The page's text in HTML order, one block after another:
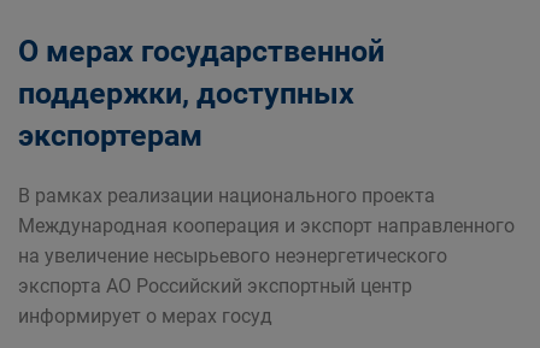
О мерах государственной
поддержки, доступных
экспортерам
В рамках реализации национального проекта
Международная кооперация и экспорт направленного
на увеличение несырьевого неэнергетического
экспорта АО Российский экспортный центр
информирует о мерах госуд